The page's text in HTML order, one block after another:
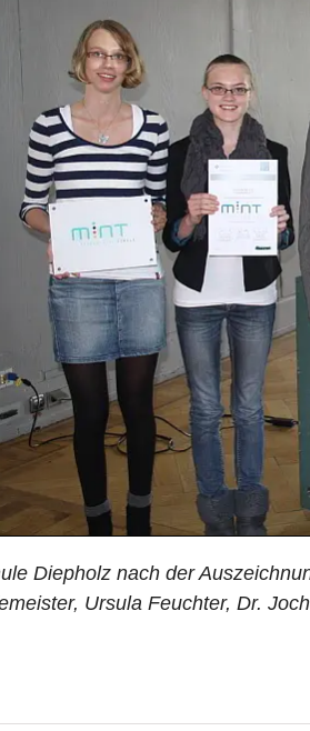
Diepholz nach der
Ursula Feuchter, Dr.